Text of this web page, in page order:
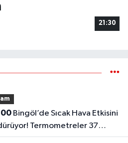
21:30
Bingöl’de Sıcak Hava Etkisini
Termometreler 37
Görecek..